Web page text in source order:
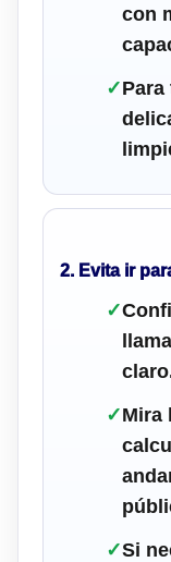
con
✓
2. Evita ir
✓
✓Mira
✓Si